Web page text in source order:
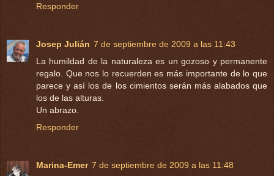
Responder
Josep Julián 7 de septiembre de 2009 a las 11:43
La humildad de la naturaleza es un gozoso y permanente
regalo. Que nos lo recuerden es más importante de lo que
parece y así los de los cimientos serán más alabados que
los de las alturas.
Un abrazo.
Responder
Marina-Emer 7 de septiembre de 2009 a las 11:48